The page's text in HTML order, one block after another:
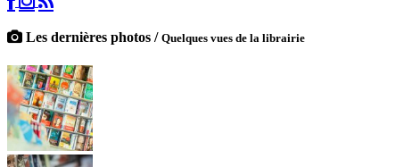
Les dernières photos / Quelques vues de la librairie